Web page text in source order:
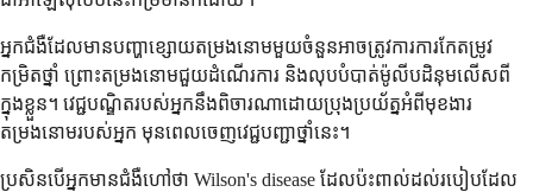
អ្នកជំងឺដែលមានបញ្ហាខ្សោយតម្រងនោមមួយចំនួនអាចត្រូវការការកែតម្រូវ
កម្រិតថ្នាំ ព្រោះតម្រងនោមជួយដំណើរការ និងលុបបំបាត់ម៉ូលីបដិនុមលើសពី
ក្នុងខ្លួន។ វេជ្ជបណ្ឌិតរបស់អ្នកនឹងពិចារណាដោយប្រុងប្រយ័ត្នអំពីមុខងារ
តម្រងនោមរបស់អ្នក មុនពេលចេញវេជ្ជបញ្ជាថ្នាំនេះ។
ប្រសិនបើអ្នកមានជំងឺហៅថា Wilson's disease ដែលប៉ះពាល់ដល់របៀបដែល